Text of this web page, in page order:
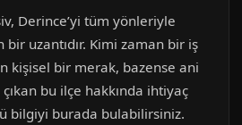
Derince’yi tüm yönleriyle
bir uzantıdır. Kimi zaman bir iş
kişisel bir merak, bazense ani
bu ilçe hakkında ihtiyaç
bilgiyi burada bulabilirsiniz.